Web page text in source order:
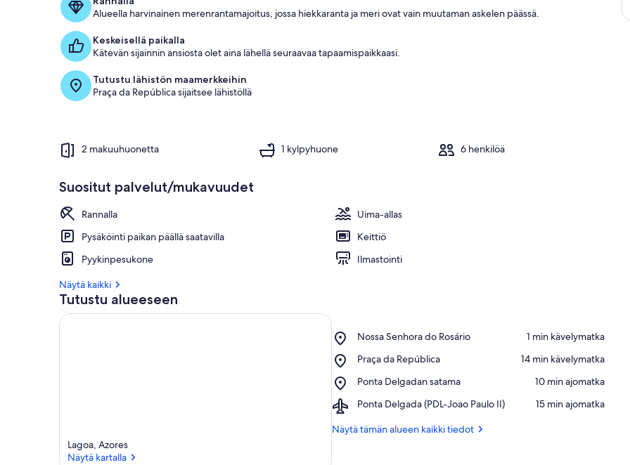
Alueella harvinainen merenrantamajoitus, jossa hiekkaranta ja meri ovat vain muutaman askelen päässä.
Keskeisellä paikalla
Kätevän sijainnin ansiosta olet aina lähellä seuraavaa tapaamispaikkaasi.
Tutustu lähistön maamerkkeihin
Praça da República sijaitsee lähistöllä
2 makuuhuonetta 1 kylpyhuone 6 henkilöä
Suositut palvelut/mukavuudet
Rannalla
Uima-allas
Pysäköinti paikan päällä saatavilla
Keittiö
Pyykinpesukone
Ilmastointi
Näytä kaikki
Tutustu alueeseen
Lagoa, Azores
Näytä kartalla
Nossa Senhora do Rosário
Place,
Senhora
Rosário
‪1 min kävelymatka‬
Praça da República
Place,
da
‪14 min kävelymatka‬
Ponta Delgadan satama
Place,
Delgadan
‪10 min ajomatka‬
Ponta Delgada (PDL-Joao Paulo II)
Airport,
Delgada
‪15 min ajomatka‬
Näytä tämän alueen kaikki tiedot